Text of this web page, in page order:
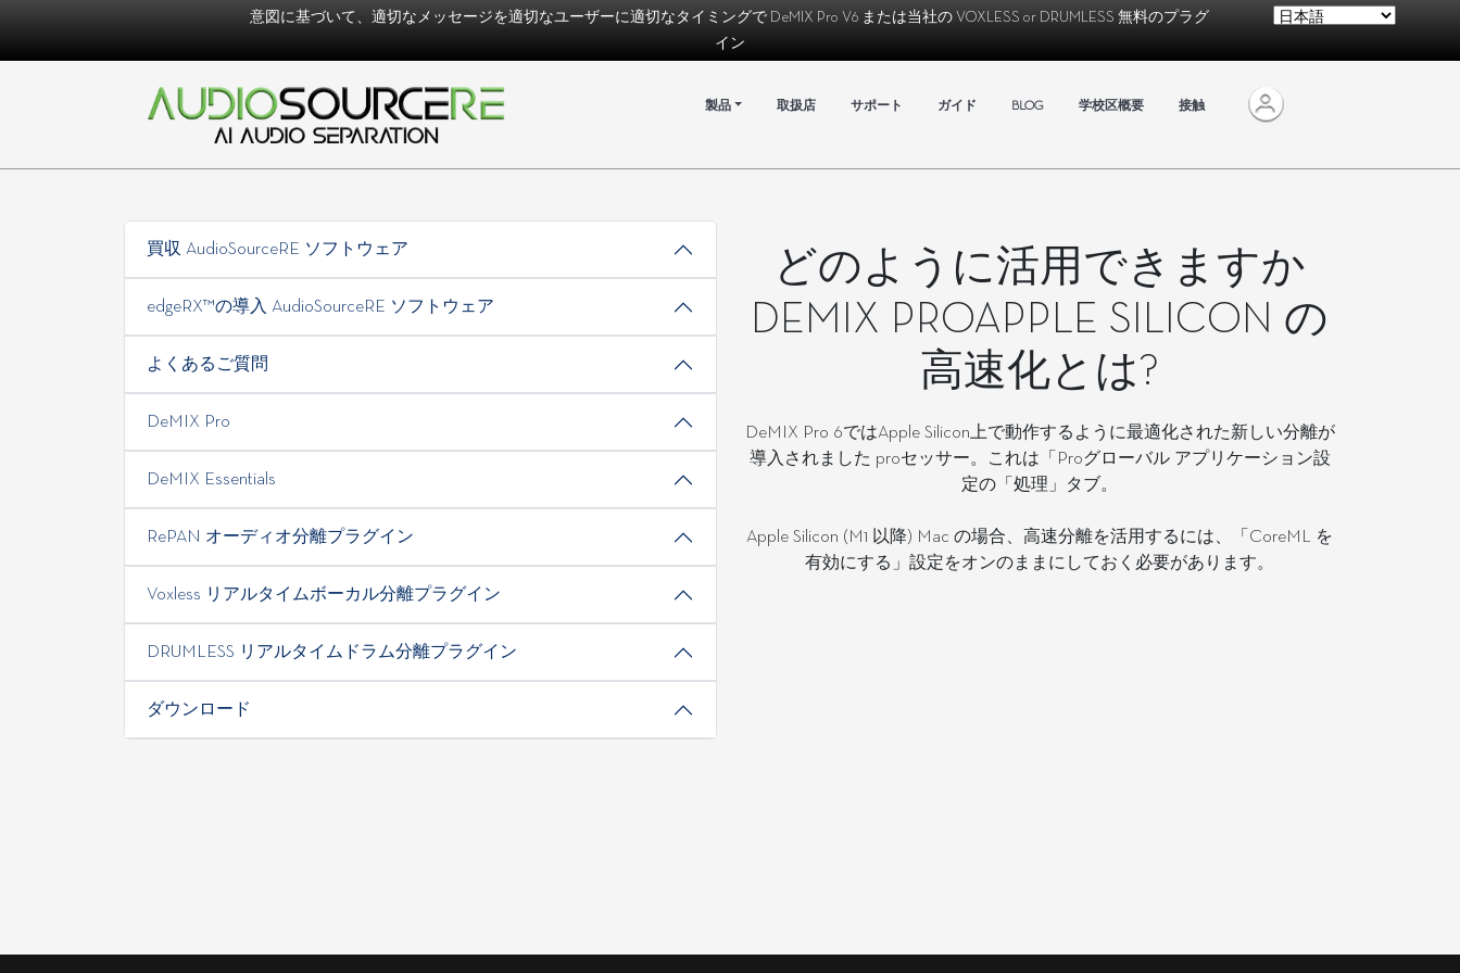
意図に基づいて、適切なメッセージを適切なユーザーに適切なタイミングで DeMIX Pro V6 または当社の VOXLESS or DRUMLESS 無料のプラグ
イン
製品 取扱店 サポート ガイド BLOG 学校区概要 接触
買収 AudioSourceRE ソフトウェア
edgeRX™の導入 AudioSourceRE ソフトウェア
よくあるご質問
DeMIX Pro
DeMIX Essentials
RePAN オーディオ分離プラグイン
Voxless リアルタイムボーカル分離プラグイン
DRUMLESS リアルタイムドラム分離プラグイン
ダウンロード
どのように活用できますか
DEMIX PROAPPLE SILICON の
高速化とは?
DeMIX Pro 6ではApple Silicon上で動作するように最適化された新しい分離が
導入されました proセッサー。これは「Proグローバル アプリケーション設
定の「処理」タブ。
Apple Silicon (M1 以降) Mac の場合、高速分離を活用するには、「CoreML を
有効にする」設定をオンのままにしておく必要があります。